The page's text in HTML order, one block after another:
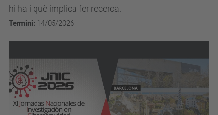
hi ha i què implica fer recerca.
Termini: 14/05/2026